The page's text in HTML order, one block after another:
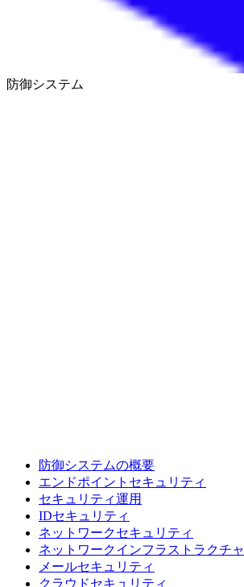
防御システム
防御システムの概要
エンドポイントセキュリティ
セキュリティ運用
IDセキュリティ
ネットワークセキュリティ
ネットワークインフラストラクチャ
メールセキュリティ
クラウドセキュリティ